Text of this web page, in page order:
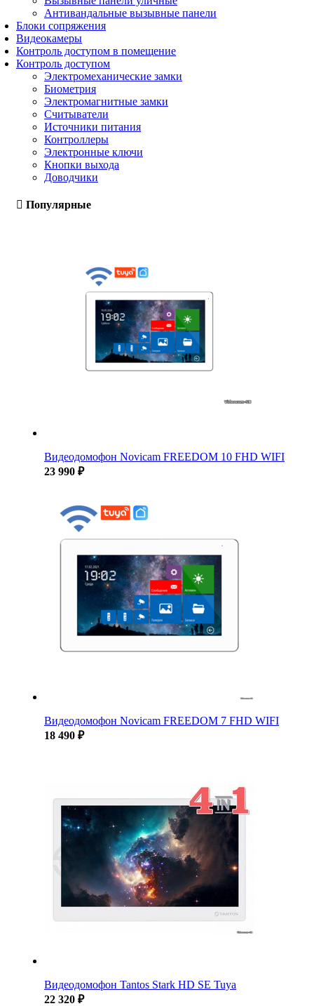
Антивандальные вызывные панели
Блоки сопряжения
Видеокамеры
Контроль доступом в помещение
Контроль доступом
Электромеханические замки
Биометрия
Электромагнитные замки
Считыватели
Источники питания
Контроллеры
Электронные ключи
Кнопки выхода
Доводчики
Популярные
Видеодомофон Novicam FREEDOM 10 FHD WIFI
23 990 ₽
Видеодомофон Novicam FREEDOM 7 FHD WIFI
18 490 ₽
Видеодомофон Tantos Stark HD SE Tuya
22 320 ₽